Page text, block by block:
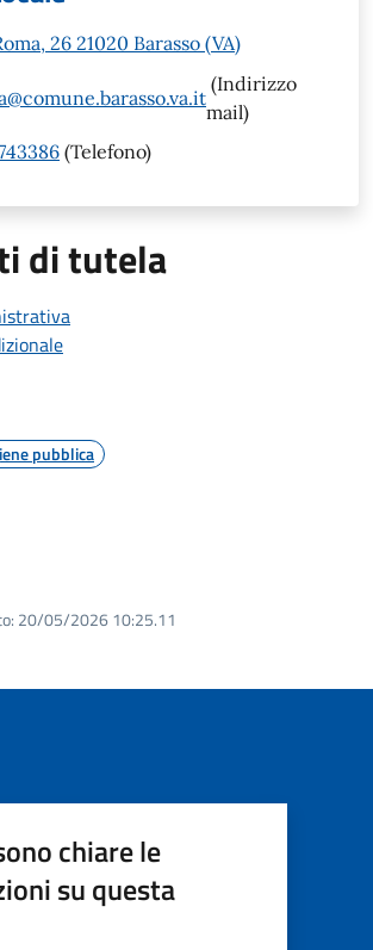
26 21020 Barasso (VA)
(Indirizzo
mail)
(Telefono)
di tutela
pubblica
20/05/2026 10:25.11
chiare le
su questa